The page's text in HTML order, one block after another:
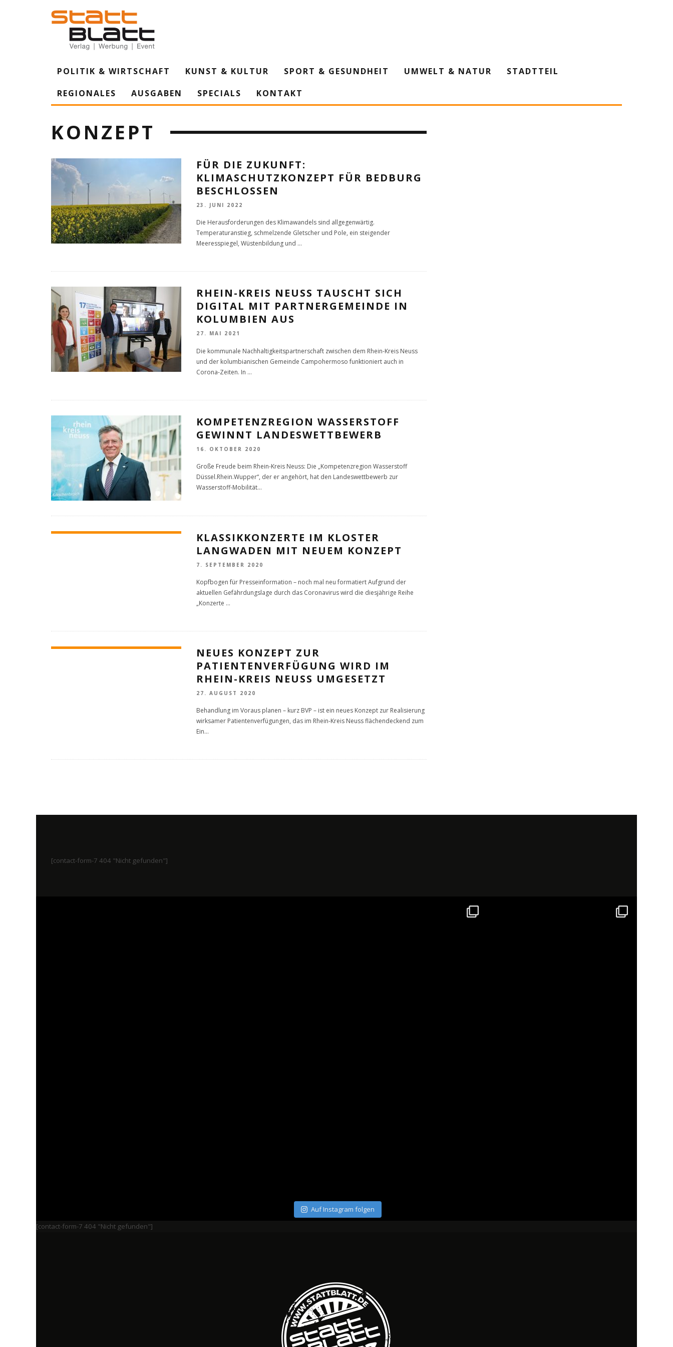
POLITIK & WIRTSCHAFT KUNST & KULTUR SPORT & GESUNDHEIT UMWELT & NATUR
STADTTEIL
REGIONALES
AUSGABEN SPECIALS KONTAKT
KONZEPT
FÜR DIE ZUKUNFT:
KLIMASCHUTZKONZEPT FÜR BEDBURG
BESCHLOSSEN
23. JUNI 2022
Die Herausforderungen des Klimawandels sind allgegenwärtig.
Temperaturanstieg, schmelzende Gletscher und Pole, ein steigender
Meeresspiegel, Wüstenbildung und ...
RHEIN-KREIS NEUSS TAUSCHT SICH
DIGITAL MIT PARTNERGEMEINDE IN
KOLUMBIEN AUS
27. MAI 2021
Die kommunale Nachhaltigkeitspartnerschaft zwischen dem Rhein-Kreis Neuss
und der kolumbianischen Gemeinde Campohermoso funktioniert auch in
Corona-Zeiten. In ...
KOMPETENZREGION WASSERSTOFF
GEWINNT LANDESWETTBEWERB
16. OKTOBER 2020
Große Freude beim Rhein-Kreis Neuss: Die „Kompetenzregion Wasserstoff
Düssel.Rhein.Wupper“, der er angehört, hat den Landeswettbewerb zur
Wasserstoff-Mobilität...
KLASSIKKONZERTE IM KLOSTER
LANGWADEN MIT NEUEM KONZEPT
7. SEPTEMBER 2020
Kopfbogen für Presseinformation – noch mal neu formatiert Aufgrund der
aktuellen Gefährdungslage durch das Coronavirus wird die diesjährige Reihe
„Konzerte ...
NEUES KONZEPT ZUR
PATIENTENVERFÜGUNG WIRD IM
RHEIN-KREIS NEUSS UMGESETZT
27. AUGUST 2020
Behandlung im Voraus planen – kurz BVP – ist ein neues Konzept zur Realisierung
wirksamer Patientenverfügungen, das im Rhein-Kreis Neuss flächendeckend zum
Ein...
[contact-form-7 404 "Nicht gefunden"]
Auf Instagram folgen
[contact-form-7 404 "Nicht gefunden"]